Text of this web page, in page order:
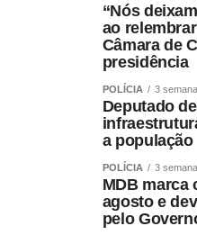
O processo seletivo,
vagas para
cadastro de reserva
superior. Os
educacionais da rede
servidores efetivos e
temporárias de
11-31-01-2025-
“Nós
ao
Câmara de
presidência
POLÍCIA 3
Deputado
a população
POLÍCIA 3
MDB marca
agosto e
pelo